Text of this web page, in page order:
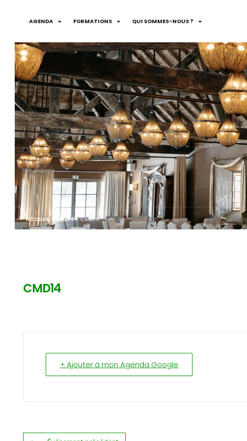
AGENDA FORMATIONS QUI SOMMES-NOUS ?
ACCUEIL> CMD14>CMD14
CMD14
+ Ajouter à mon Agenda Google